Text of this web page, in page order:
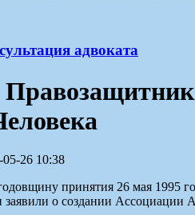
адвоката
05-26 10:38
принятия 26 мая 1995
заявили о создании